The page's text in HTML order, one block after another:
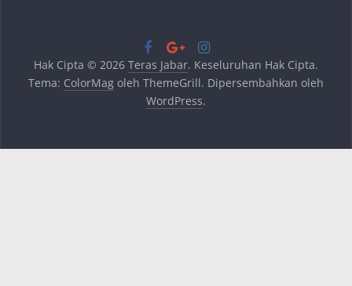
Hak Cipta © 2026 Teras Jabar. Keseluruhan Hak Cipta.
Tema: ColorMagoleh ThemeGrill. Dipersembahkan oleh
WordPress.